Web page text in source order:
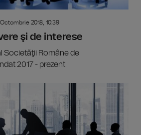
2018, 10:39
şi de interese
Societăţii Române de
2017 - prezent